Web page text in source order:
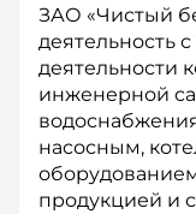
ЗАО «Чистый
деятельность
деятельности
инженерной
насосным,
продукцией и